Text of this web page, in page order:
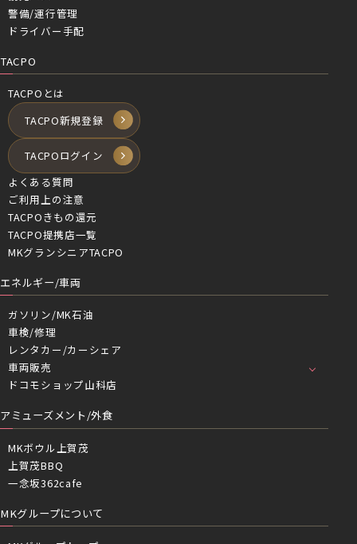
警備/運行管理
ドライバー手配
TACPO
TACPOとは
TACPO新規登録
TACPOログイン
よくある質問
ご利用上の注意
TACPOきもの還元
TACPO提携店一覧
MKグランシニアTACPO
エネルギー/車両
ガソリン/MK石油
車検/修理
レンタカー/カーシェア
車両販売
ドコモショップ山科店
アミューズメント/外食
MKボウル上賀茂
上賀茂BBQ
一念坂362cafe
MKグループについて